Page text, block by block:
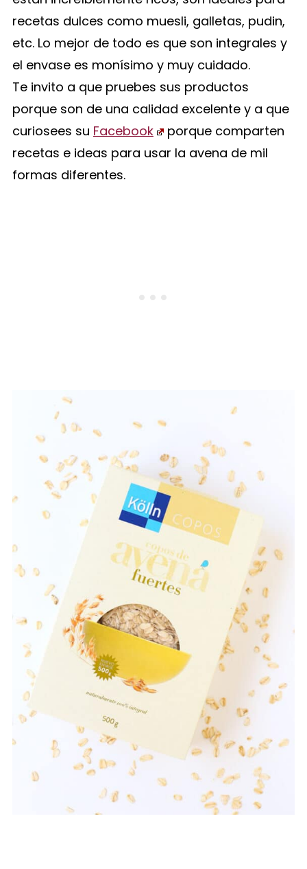
recetas dulces como muesli, galletas, pudin,
etc. Lo mejor de todo es que son integrales y
el envase es monísimo y muy cuidado.
Te invito a que pruebes sus productos
porque son de una calidad excelente y a que
curiosees su Facebook
porque comparten
recetas e ideas para usar la avena de mil
formas diferentes.